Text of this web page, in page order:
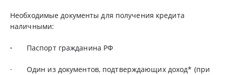
Необходимые документы для получения кредита
наличными:
· Паспорт гражданина РФ
· Один из документов, подтверждающих доход* (при